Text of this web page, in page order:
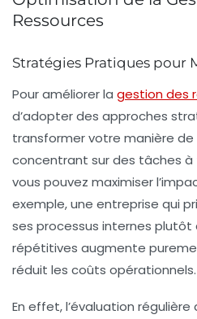
Ressources
Stratégies Pratiques pour
Pour améliorer la gestion des
d’adopter des approches
transformer votre manière de
concentrant sur des tâches à
vous pouvez maximiser
exemple, une entreprise qui
ses processus internes
répétitives augmente
réduit les coûts opérationnels.
En effet, l’évaluation